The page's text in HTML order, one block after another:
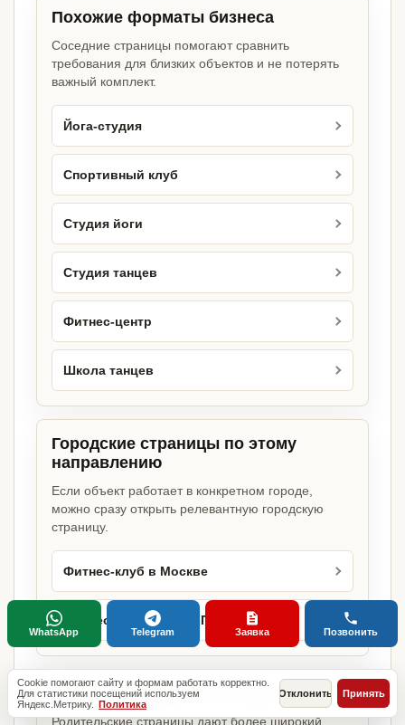
Похожие форматы бизнеса
Соседние страницы помогают сравнить
требования для близких объектов и не потерять
важный комплект.
Йога-студия
Спортивный клуб
Студия йоги
Студия танцев
Фитнес-центр
Школа танцев
Городские страницы по этому
направлению
Если объект работает в конкретном городе,
можно сразу открыть релевантную городскую
страницу.
Фитнес-клуб в Москве
Фитнес-клуб в Санкт-Петербурге
Базовые разделы по этому запросу
Родительские страницы дают более широкий
Cookie помогают сайту и формам работать корректно.
Для статистики посещений используем
Яндекс.Метрику. Политика
Отклонить Принять
WhatsApp Telegram Заявка Позвонить